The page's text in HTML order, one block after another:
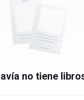
no tiene